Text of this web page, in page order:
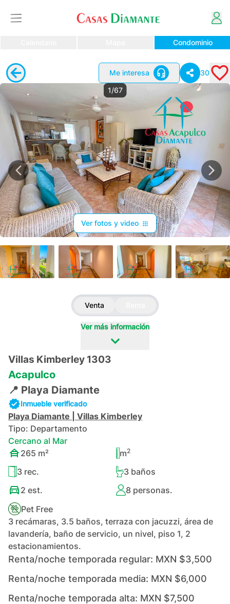
Condominio
Me interesa
30
1/67
Ver fotos y video
Venta
Ver más información
Villas Kimberley 1303
Acapulco
📍 Playa Diamante
Inmueble verificado
Playa Diamante
Villas Kimberley
Tipo: Departamento
Cercano al Mar
265 m² m2
3 rec. 3baños
2 est. 8personas.
Pet Free
3 recámaras, 3.5 baños, terraza con jacuzzi, área de
lavandería, baño de servicio, un nivel, piso 1, 2
estacionamientos.
Renta/noche temporada regular: MXN $3,500
Renta/noche temporada media: MXN $6,000
Renta/noche temporada alta: MXN $7,500